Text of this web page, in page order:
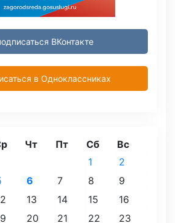
ВКонтакте
в Одноклассниках
Чт Пт Сб Вс
1
2
6 7 8
9
13 14 15
16
20 21 22
23